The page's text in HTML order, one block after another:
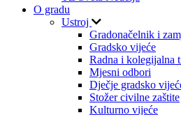
O gradu
Ustroj
Gradonačelnik i
Gradsko vijeće
Radna i kolegijalna
Mjesni odbori
Dječje gradsko
Stožer civilne zaštite
Kulturno vijeće